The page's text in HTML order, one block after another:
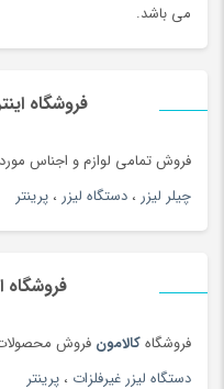
می باشد.
فروشگاه
فروش تمامی لوازم و اجناس مورد
چیلر لیزر ، دستگاه لیزر ، پرینتر
فروشگاه
فروشگاهکالامون فروش
دستگاه لیزر غیرفلزات ، پرینتر